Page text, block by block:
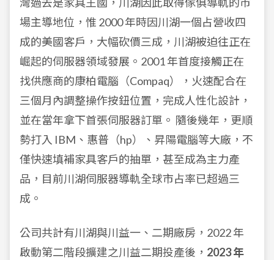
場主導地位，惟 2000 年時因川湖一個占營收四
成的美國客戶，大幅砍價三成，川湖被迫往正在
崛起的伺服器領域發展。2001 年首度接觸正在
找供應商的康柏電腦（Compaq），火速配合在
三個月內調整操作按鈕位置，完成人性化設計，
並在當年拿下首張伺服器訂單。 隨後幾年，更順
勢打入 IBM、惠普（hp）、昇陽電腦等大廠，不
僅快速填補家具客戶的抽單，甚至成為主力產
品，目前川湖伺服器導軌全球市占率已超過三
成。
公司共計有川湖與川益一、二期廠房，2022 年
啟動第二階段擴建之川益二期投產後， 2023 年